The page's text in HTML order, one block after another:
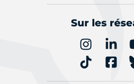
Sur les